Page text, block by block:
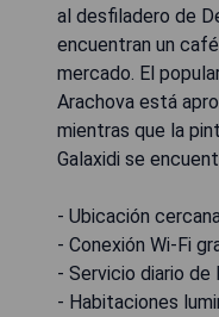
al desfiladero de
encuentran un
mercado. El
Arachova está
mientras que la
Galaxidi se
- Ubicación
- Conexión Wi-Fi
- Servicio diario de
- Habitaciones